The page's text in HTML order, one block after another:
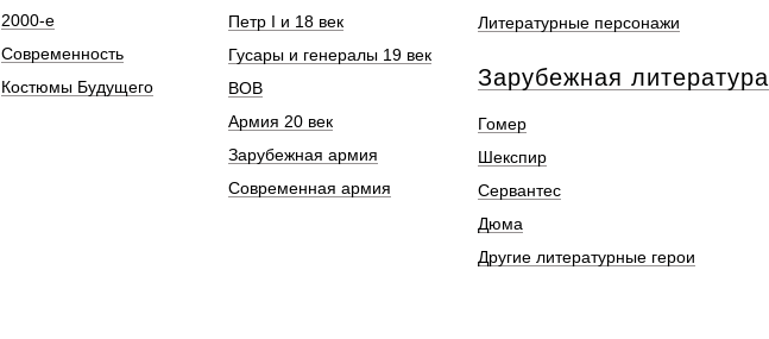
2000-е
Современность
Костюмы Будущего
Петр I и 18 век
Гусары и генералы 19 век
ВОВ
Армия 20 век
Зарубежная армия
Современная армия
Литературные персонажи
Зарубежная литература
Гомер
Шекспир
Сервантес
Дюма
Другие литературные герои